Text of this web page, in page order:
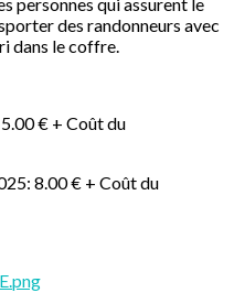
des randonneurs avec
dans le coffre.
€ + Coût du
8.00 € + Coût du